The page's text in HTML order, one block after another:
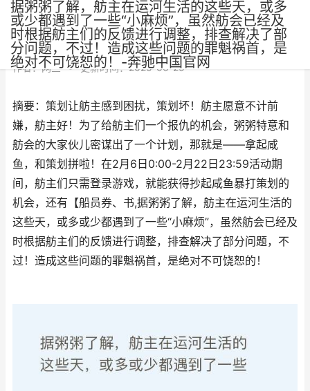
据粥粥了解，舫主在运河生活的这些天，或多
或少都遇到了一些“小麻烦”，虽然舫会已经及
时根据舫主们的反馈进行调整，排查解决了部
分问题，不过！造成这些问题的罪魁祸首，是
绝对不可饶恕的！-奔驰中国官网
作者：网三 • 更新时间：2025-06-25
摘要：策划让舫主感到困扰，策划坏！舫主愿意不计前
嫌，舫主好！为了给舫主们一个报仇的机会，粥粥特意和
舫会的大家伙儿密谋出了一个计划，那就是——拿起咸
鱼，和策划拼啦！在2月6日0:00-2月22日23:59活动期
间，舫主们只需登录游戏，就能获得抄起咸鱼暴打策划的
机会，还有【船员券、书,据粥粥了解，舫主在运河生活的
这些天，或多或少都遇到了一些“小麻烦”，虽然舫会已经及
时根据舫主们的反馈进行调整，排查解决了部分问题，不
过！造成这些问题的罪魁祸首，是绝对不可饶恕的！